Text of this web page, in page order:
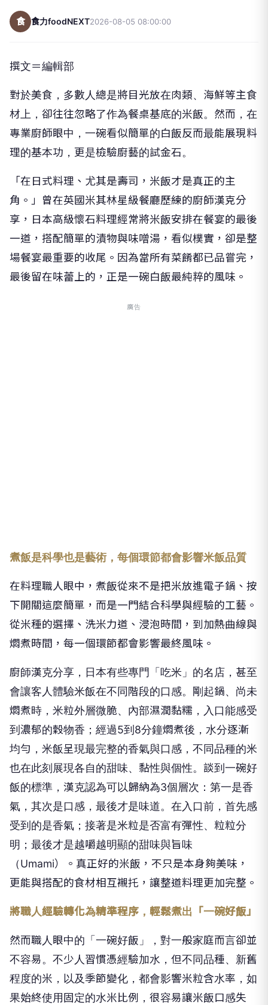
對於美食，多數人總是將目光放在肉類、海鮮等主食
材上，卻往往忽略了作為餐桌基底的米飯。然而，在
專業廚師眼中，一碗看似簡單的白飯反而最能展現料
理的基本功，更是檢驗廚藝的試金石。
「在日式料理、尤其是壽司，米飯才是真正的主
角。」曾在英國米其林星級餐廳歷練的廚師漢克分
享，日本高級懷石料理經常將米飯安排在餐宴的最後
一道，搭配簡單的漬物與味噌湯，看似樸實，卻是整
場餐宴最重要的收尾。因為當所有菜餚都已品嘗完，
最後留在味蕾上的，正是一碗白飯最純粹的風味。
在料理職人眼中，煮飯從來不是把米放進電子鍋、按
下開關這麼簡單，而是一門結合科學與經驗的工藝。
從米種的選擇、洗米力道、浸泡時間，到加熱曲線與
燜煮時間，每一個環節都會影響最終風味。
廚師漢克分享，日本有些專門「吃米」的名店，甚至
會讓客人體驗米飯在不同階段的口感。剛起鍋、尚未
燜煮時，米粒外層微脆、內部濕潤黏糯，入口能感受
到濃郁的穀物香；經過5到8分鐘燜煮後，水分逐漸
均勻，米飯呈現最完整的香氣與口感，不同品種的米
也在此刻展現各自的甜味、黏性與個性。談到一碗好
飯的標準，漢克認為可以歸納為3個層次：第一是香
氣，其次是口感，最後才是味道。在入口前，首先感
受到的是香氣；接著是米粒是否富有彈性、粒粒分
明；最後才是越嚼越明顯的甜味與旨味
（Umami）。真正好的米飯，不只是本身夠美味，
更能與搭配的食材相互襯托，讓整道料理更加完整。
將職人經驗轉化為精準程序，輕鬆煮出「一碗好飯」
然而職人眼中的「一碗好飯」，對一般家庭而言卻並
不容易。不少人習慣憑經驗加水，但不同品種、新舊
程度的米，以及季節變化，都會影響米粒含水率，如
果始終使用固定的水米比例，很容易讓米飯口感失
準。其次是燜煮時間難以拿捏，開蓋太早，蒸氣流